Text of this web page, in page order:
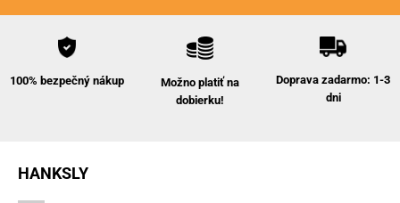
100% bezpečný nákup
Možno platiť na
dobierku!
Doprava zadarmo: 1-3
dni
HANKSLY